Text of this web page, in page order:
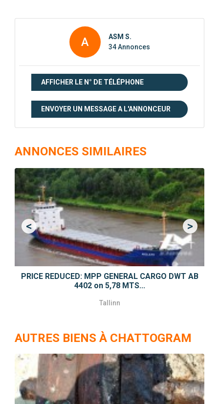
A
ASM S.
34 Annonces
AFFICHER LE N° DE TÉLÉPHONE
ENVOYER UN MESSAGE A L'ANNONCEUR
ANNONCES SIMILAIRES
PRICE REDUCED: MPP GENERAL CARGO DWT AB
4402 on 5,78 MTS...
Tallinn
<Previous >Next
AUTRES BIENS À CHATTOGRAM